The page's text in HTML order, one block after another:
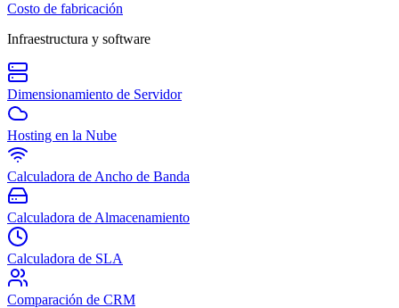
Costo de fabricación
Infraestructura y software
Dimensionamiento de Servidor
Hosting en la Nube
Calculadora de Ancho de Banda
Calculadora de Almacenamiento
Calculadora de SLA
Comparación de CRM